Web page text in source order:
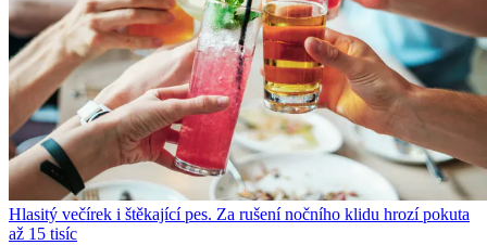
Hlasitý večírek i štěkající pes. Za rušení nočního klidu hrozí pokuta
až 15 tisíc